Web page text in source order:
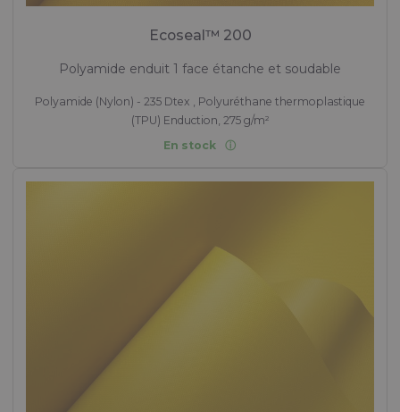
Ecoseal™ 200
Polyamide enduit 1 face étanche et soudable
Polyamide (Nylon) - 235 Dtex , Polyuréthane thermoplastique
(TPU) Enduction, 275 g/m²
En stock